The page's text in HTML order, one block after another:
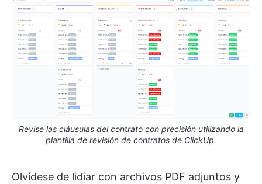
Revise las cláusulas del contrato con precisión utilizando la
plantilla de revisión de contratos de ClickUp.
Olvídese de lidiar con archivos PDF adjuntos y